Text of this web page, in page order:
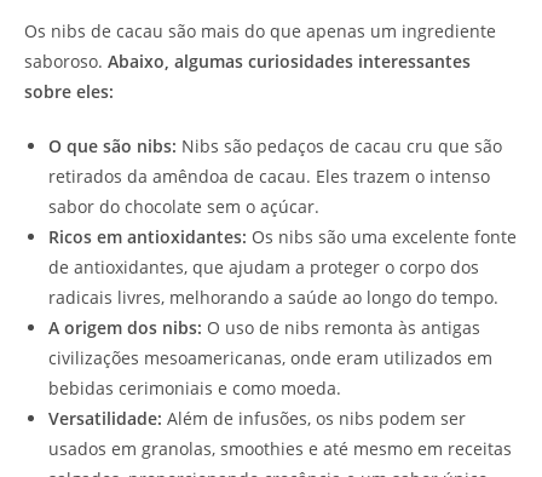
Os nibs de cacau são mais do que apenas um ingrediente
saboroso. Abaixo, algumas curiosidades interessantes
sobre eles:
O que são nibs: Nibs são pedaços de cacau cru que são
retirados da amêndoa de cacau. Eles trazem o intenso
sabor do chocolate sem o açúcar.
Ricos em antioxidantes: Os nibs são uma excelente fonte
de antioxidantes, que ajudam a proteger o corpo dos
radicais livres, melhorando a saúde ao longo do tempo.
A origem dos nibs: O uso de nibs remonta às antigas
civilizações mesoamericanas, onde eram utilizados em
bebidas cerimoniais e como moeda.
Versatilidade: Além de infusões, os nibs podem ser
usados em granolas, smoothies e até mesmo em receitas